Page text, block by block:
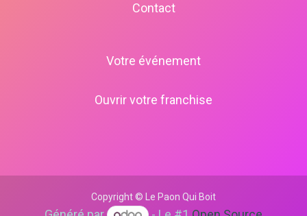
Contact
Votre événement
Ouvrir votre franchise
Copyright © Le Paon Qui Boit